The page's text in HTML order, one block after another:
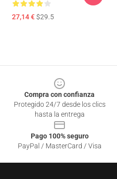
27,14 €$29.5
Compra con confianza
Protegido 24/7 desde los clics
hasta la entrega
Pago 100% seguro
PayPal / MasterCard / Visa